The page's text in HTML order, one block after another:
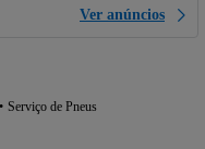
Ver anúncios
Serviço de Pneus